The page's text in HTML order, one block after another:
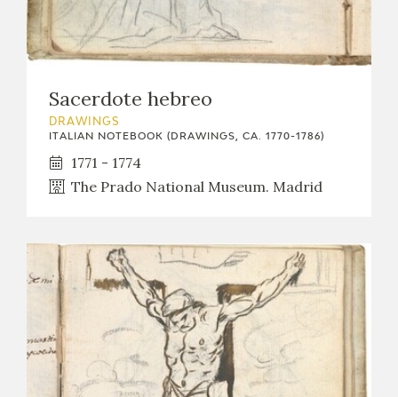
Sacerdote hebreo
DRAWINGS
ITALIAN NOTEBOOK (DRAWINGS, CA. 1770-1786)
1771 - 1774
The Prado National Museum. Madrid